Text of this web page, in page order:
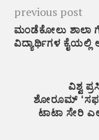
previous post
ಮಂಡೆಕೋಲು ಶಾಲಾ
ವಿದ್ಯಾರ್ಥಿಗಳ
ವಿಶ್ವ
ಶೋರೂಮ್
ಟಾಟಾ ಸೇರಿ